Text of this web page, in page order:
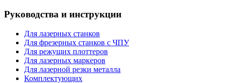
Руководства и инструкции
Для лазерных станков
Для фрезерных станков с ЧПУ
Для режущих плоттеров
Для лазерных маркеров
Для лазерной резки металла
Комплектующих